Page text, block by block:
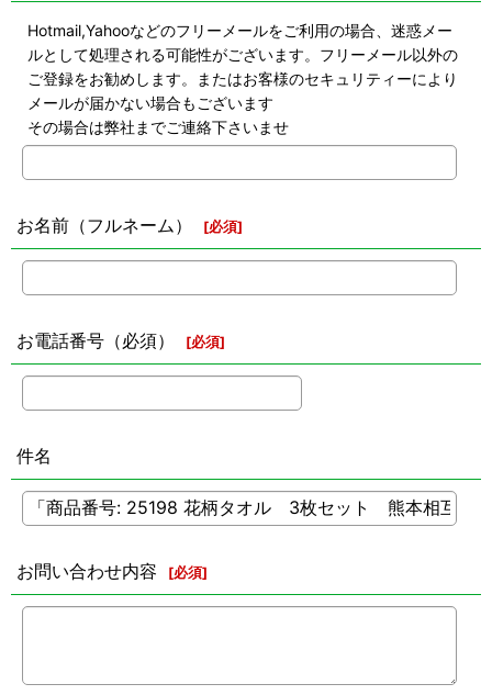
Hotmail,Yahooなどのフリーメールをご利用の場合、迷惑メー
ルとして処理される可能性がございます。フリーメール以外の
ご登録をお勧めします。またはお客様のセキュリティーにより
メールが届かない場合もございます
その場合は弊社までご連絡下さいませ
お名前（フルネーム） [必須]
お電話番号（必須） [必須]
件名
お問い合わせ内容 [必須]